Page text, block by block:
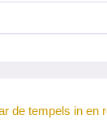
de tempels in en